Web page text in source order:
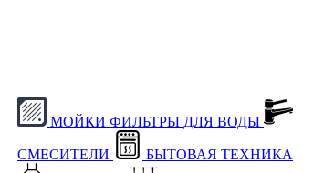
МОЙКИ ФИЛЬТРЫ ДЛЯ ВОДЫ
СМЕСИТЕЛИ БЫТОВАЯ ТЕХНИКА